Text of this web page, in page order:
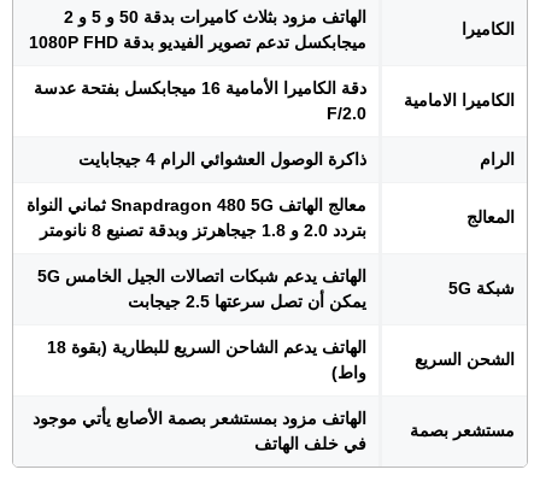
الكاميرا
الهاتف مزود بثلاث كاميرات بدقة 50 و 5 و 2
ميجابكسل تدعم تصوير الفيديو بدقة 1080P FHD
الكاميرا الامامية
دقة الكاميرا الأمامية 16 ميجابكسل بفتحة عدسة
F/2.0
الرام ذاكرة الوصول العشوائي الرام 4 جيجابايت
المعالج
معالج الهاتف Snapdragon 480 5G ثماني النواة
بتردد 2.0 و 1.8 جيجاهرتز وبدقة تصنيع 8 نانومتر
شبكة 5G
الهاتف يدعم شبكات اتصالات الجيل الخامس 5G
يمكن أن تصل سرعتها 2.5 جيجابت
الشحن السريع
الهاتف يدعم الشاحن السريع للبطارية (بقوة 18
واط)
مستشعر بصمة
الهاتف مزود بمستشعر بصمة الأصابع يأتي موجود
في خلف الهاتف